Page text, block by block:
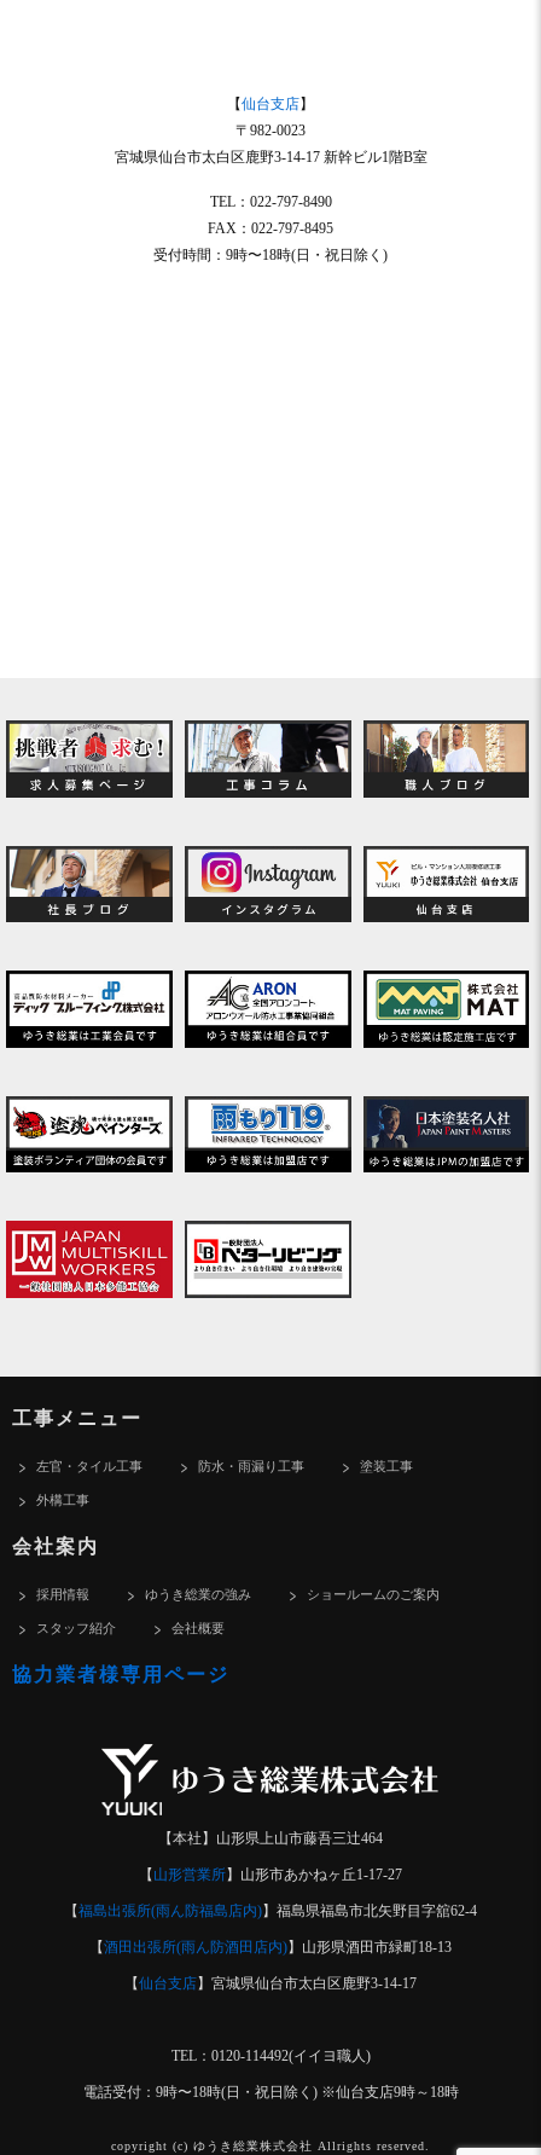
【仙台支店】
〒982-0023
宮城県仙台市太白区鹿野3-14-17 新幹ビル1階B室
TEL：022-797-8490
FAX：022-797-8495
受付時間：9時〜18時(日・祝日除く)
工事メニュー
左官・タイル工事 防水・雨漏り工事 塗装工事
外構工事
会社案内
採用情報 ゆうき総業の強み ショールームのご案内
スタッフ紹介 会社概要
協力業者様専用ページ
【本社】山形県上山市藤吾三辻464
【 山形営業所】山形市あかねヶ丘1-17-27
【福島出張所(雨ん防福島店内)】福島県福島市北矢野目字舘62-4
【酒田出張所(雨ん防酒田店内)】山形県酒田市緑町18-13
【仙台支店】宮城県仙台市太白区鹿野3-14-17
TEL：0120-114492(イイヨ職人)
電話受付：9時〜18時(日・祝日除く) ※仙台支店9時～18時
copyright (c) ゆうき総業株式会社 Allrights reserved.